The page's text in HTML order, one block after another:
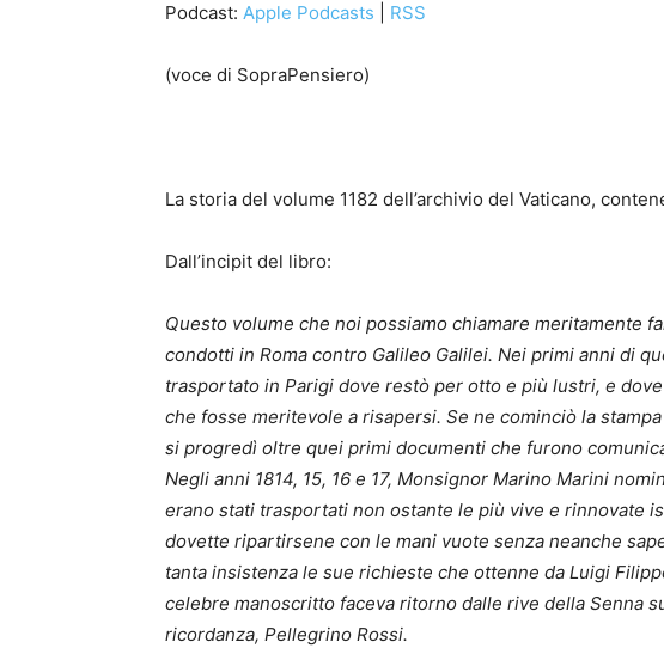
Podcast: Apple Podcasts RSS
(voce di SopraPensiero)
La storia del volume 1182 dell’archivio del Vaticano,
Dall’incipit del libro:
Questo volume che noi possiamo chiamare meritamente
condotti in Roma contro Galileo Galilei. Nei primi anni di
trasportato in Parigi dove restò per otto e più lustri, e
che fosse meritevole a risapersi. Se ne cominciò la
si progredì oltre quei primi documenti che furono
Negli anni 1814, 15, 16 e 17, Monsignor Marino Marini
erano stati trasportati non ostante le più vive e rinnovate
dovette ripartirsene con le mani vuote senza neanche
tanta insistenza le sue richieste che ottenne da Luigi
celebre manoscritto faceva ritorno dalle rive della Senna
ricordanza, Pellegrino Rossi.